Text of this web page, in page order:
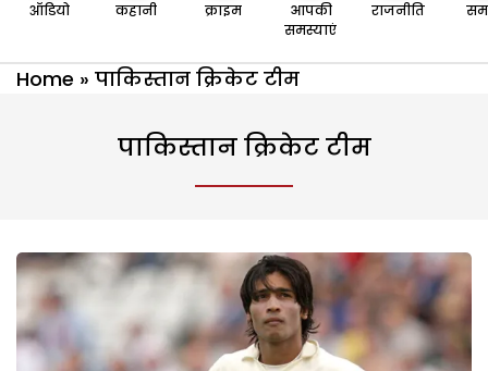
ऑडियो कहानी क्राइम
आपकी
समस्याएं
राजनीति
Home » पाकिस्तान क्रिकेट टीम
पाकिस्तान क्रिकेट टीम